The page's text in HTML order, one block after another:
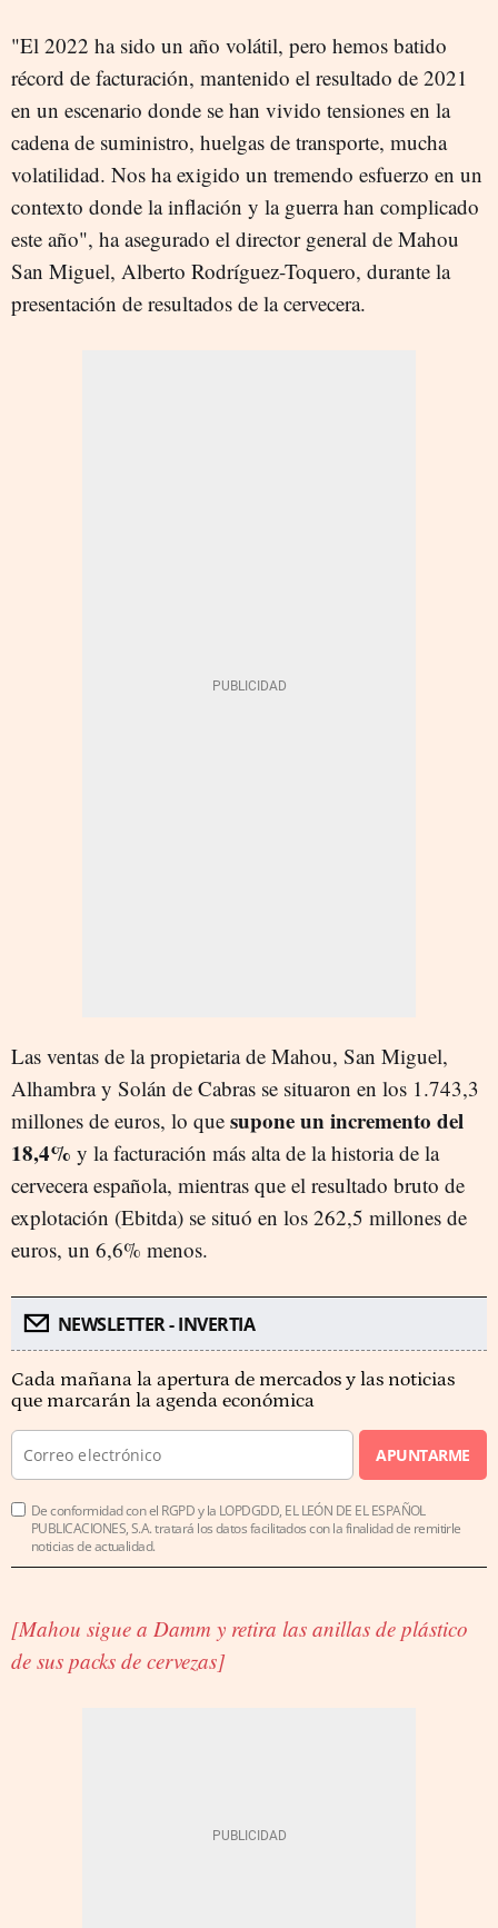
"El 2022 ha sido un año volátil, pero hemos batido
récord de facturación, mantenido el resultado de 2021
en un escenario donde se han vivido tensiones en la
cadena de suministro, huelgas de transporte, mucha
volatilidad. Nos ha exigido un tremendo esfuerzo en un
contexto donde la inflación y la guerra han complicado
este año", ha asegurado el director general de Mahou
San Miguel, Alberto Rodríguez-Toquero, durante la
presentación de resultados de la cervecera.
Las ventas de la propietaria de Mahou, San Miguel,
Alhambra y Solán de Cabras se situaron en los 1.743,3
millones de euros, lo que supone un incremento del
18,4% y la facturación más alta de la historia de la
cervecera española, mientras que el resultado bruto de
explotación (Ebitda) se situó en los 262,5 millones de
euros, un 6,6% menos.
NEWSLETTER - INVERTIA
Cada mañana la apertura de mercados y las noticias
que marcarán la agenda económica
APUNTARME
De conformidad con el RGPD y la LOPDGDD, EL LEÓN DE EL ESPAÑOL
PUBLICACIONES, S.A. tratará los datos facilitados con la finalidad de remitirle
noticias de actualidad.
[Mahou sigue a Damm y retira las anillas de plástico
de sus packs de cervezas]